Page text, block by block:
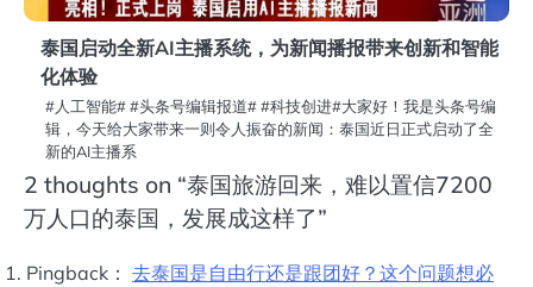
泰国启动全新AI主播系统，为新闻播报带来创新和智能
化体验
#人工智能#​ #头条号编辑报道#​ #科技创进#​大家好！我是头条号编
辑，今天给大家带来一则令人振奋的新闻：泰国近日正式启动了全
新的AI主播系
2 thoughts on “泰国旅游回来，难以置信7200
万人口的泰国，发展成这样了”
Pingback： 去泰国是自由行还是跟团好？这个问题想必